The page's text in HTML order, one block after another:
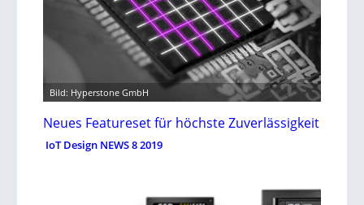
Bild: Hyperstone GmbH
Neues Featureset für höchste Zuverlässigkeit
IoT Design NEWS 8 2019